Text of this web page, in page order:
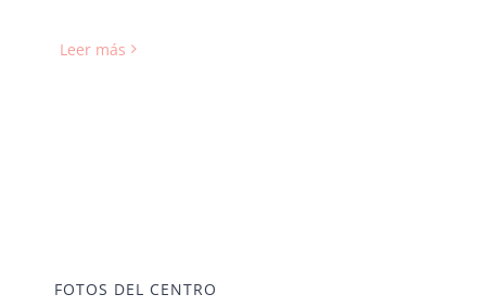
AulaDcine
Leer más
FOTOS DEL CENTRO